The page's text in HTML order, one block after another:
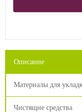
Описание
Материалы для
Чистящие средства